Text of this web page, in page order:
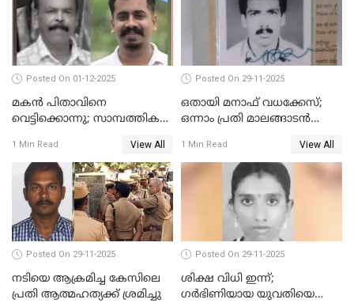
Posted On 01-12-2025
മകൻ പിതാവിനെ
വെട്ടിക്കൊന്നു; സാമ്പത്തിക
1 Min Read View All
Posted On 29-11-2025
ഒതായി മനാഫ് വധക്കേസ്;
ഒന്നാം പ്രതി മാലങ്ങാടൻ
ഒരു ലക്ഷം രൂപ പിഴ
1 Min Read View All
Posted On 29-11-2025
നടിയെ ആക്രമിച്ച കേസിലെ
പ്രതി ആത്മഹത്യക്ക് ശ്രമിച്ചു
Posted On 29-11-2025
ശിക്ഷ വിധി ഇന്ന്;
ഗർഭിണിയായ യുവതിയെ